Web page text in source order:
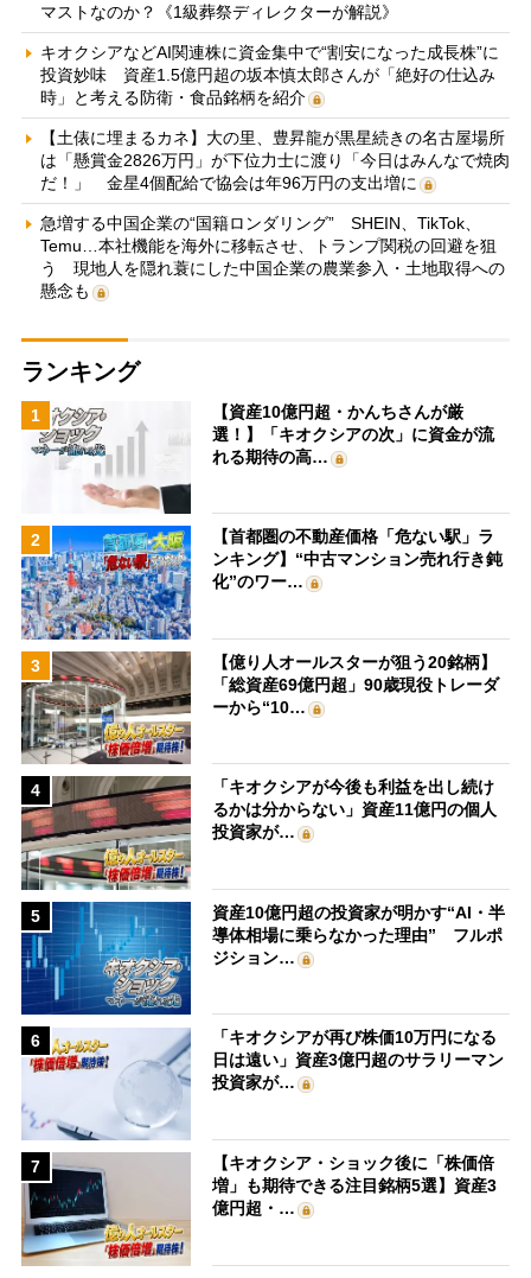
マストなのか？《1級葬祭ディレクターが解説》
キオクシアなどAI関連株に資金集中で“割安になった成長株”に
投資妙味 資産1.5億円超の坂本慎太郎さんが「絶好の仕込み
時」と考える防衛・食品銘柄を紹介
【土俵に埋まるカネ】大の里、豊昇龍が黒星続きの名古屋場所
は「懸賞金2826万円」が下位力士に渡り「今日はみんなで焼肉
だ！」 金星4個配給で協会は年96万円の支出増に
急増する中国企業の“国籍ロンダリング” SHEIN、TikTok、
Temu…本社機能を海外に移転させ、トランプ関税の回避を狙
う 現地人を隠れ蓑にした中国企業の農業参入・土地取得への
懸念も
ランキング
1
【資産10億円超・かんちさんが厳
選！】「キオクシアの次」に資金が流
れる期待の高…
2
【首都圏の不動産価格「危ない駅」ラ
ンキング】“中古マンション売れ行き鈍
化”のワー…
3
【億り人オールスターが狙う20銘柄】
「総資産69億円超」90歳現役トレーダ
ーから“10…
4
「キオクシアが今後も利益を出し続け
るかは分からない」資産11億円の個人
投資家が…
5
資産10億円超の投資家が明かす“AI・半
導体相場に乗らなかった理由” フルポ
ジション…
6
「キオクシアが再び株価10万円になる
日は遠い」資産3億円超のサラリーマン
投資家が…
7
【キオクシア・ショック後に「株価倍
増」も期待できる注目銘柄5選】資産3
億円超・…